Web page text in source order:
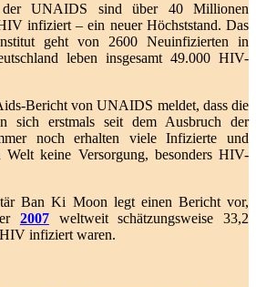
UNAIDS sind über 40 Millionen
infiziert – ein neuer Höchststand. Das
geht von 2600 Neuinfizierten in
leben insgesamt 49.000 HIV-
Bericht von UNAIDS meldet, dass die
sich erstmals seit dem Ausbruch der
noch erhalten viele Infizierte und
keine Versorgung, besonders HIV-
Ban Ki Moon legt einen Bericht vor,
2007weltweit schätzungsweise 33,2
infiziert waren.